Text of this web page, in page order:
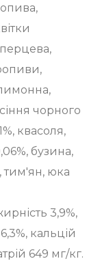
чорного
квасоля,
бузина,
тим'ян, юка
3,9%,
кальцій
649 мг/кг.